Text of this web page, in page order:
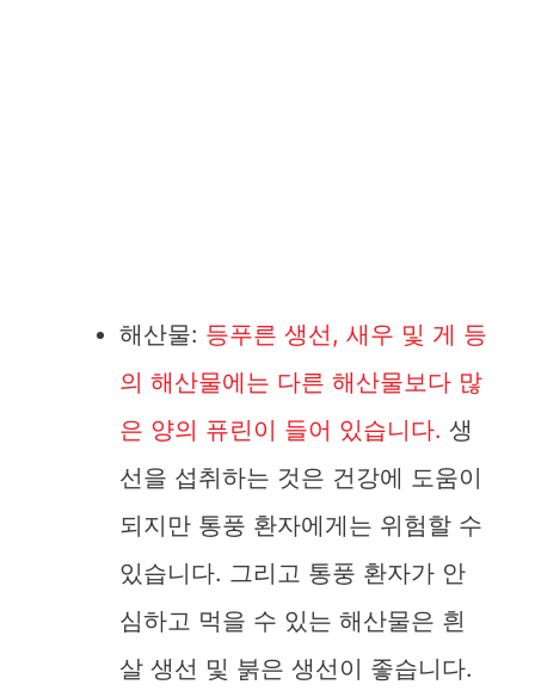
해산물: 등푸른 생선, 새우 및 게 등
의 해산물에는 다른 해산물보다 많
은 양의 퓨린이 들어 있습니다. 생
선을 섭취하는 것은 건강에 도움이
되지만 통풍 환자에게는 위험할 수
있습니다. 그리고 통풍 환자가 안
심하고 먹을 수 있는 해산물은 흰
살 생선 및 붉은 생선이 좋습니다.